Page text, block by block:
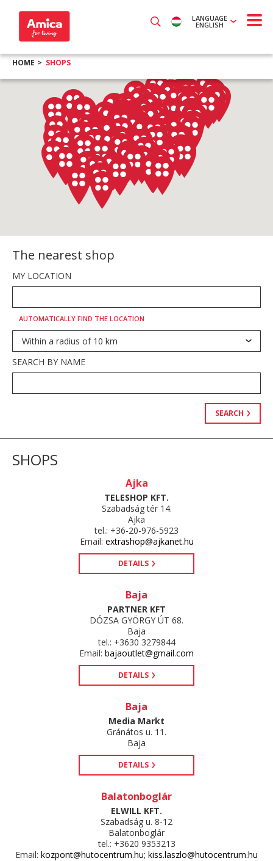
LANGUAGE
ENGLISH
HOME SHOPS
The nearest shop
MY LOCATION
AUTOMATICALLY FIND THE LOCATION
Within a radius of 10 km
SEARCH BY NAME
SEARCH
SHOPS
Ajka
TELESHOP KFT.
Szabadság tér 14.
Ajka
tel.: +36-20-976-5923
Email: extrashop@ajkanet.hu
DETAILS
Baja
PARTNER KFT
DÓZSA GYÖRGY ÚT 68.
Baja
tel.: +3630 3279844
Email: bajaoutlet@gmail.com
DETAILS
Baja
Media Markt
Gránátos u. 11.
Baja
DETAILS
Balatonboglár
ELWILL KFT.
Szabadság u. 8-12
Balatonboglár
tel.: +3620 9353213
Email: kozpont@hutocentrum.hu; kiss.laszlo@hutocentrum.hu